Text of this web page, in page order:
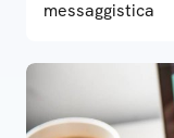
messaggistica